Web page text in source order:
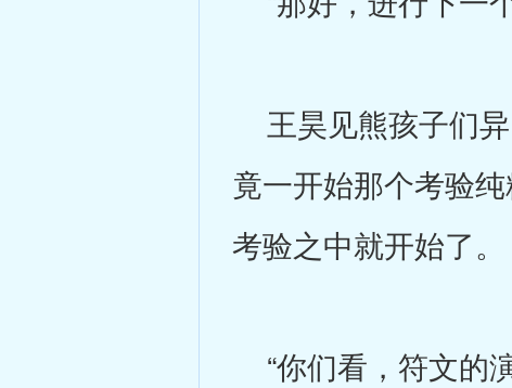
王昊见熊孩子们
竟一开始那个考验
考验之中就开始了。
“你们看，符文的